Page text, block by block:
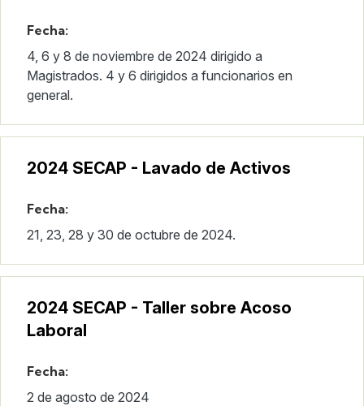
Fecha:
4, 6 y 8 de noviembre de 2024 dirigido a
Magistrados. 4 y 6 dirigidos a funcionarios en
general.
2024 SECAP - Lavado de Activos
Fecha:
21, 23, 28 y 30 de octubre de 2024.
2024 SECAP - Taller sobre Acoso
Laboral
Fecha:
2 de agosto de 2024